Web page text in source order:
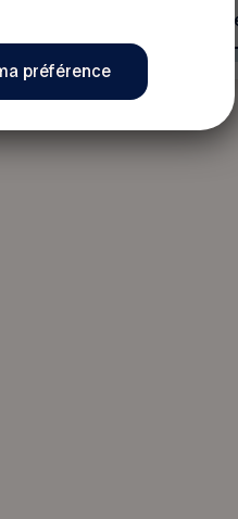
Voir cet